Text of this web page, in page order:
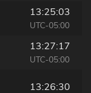
13:25:03
UTC-05:00
13:27:17
UTC-05:00
13:26:30